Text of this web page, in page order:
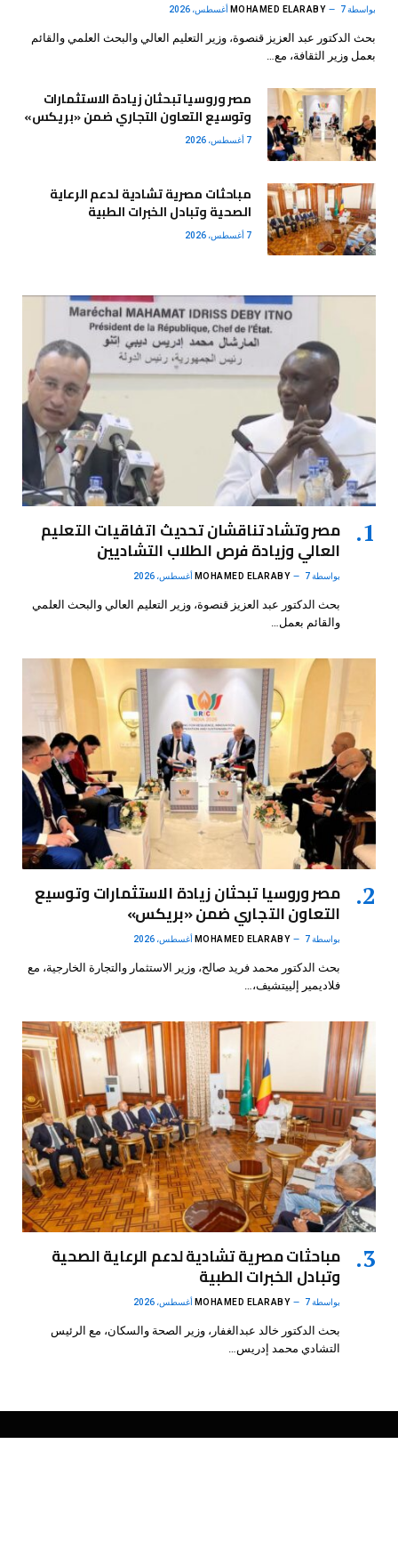
بواسطة MOHAMED ELARABY 7 أغسطس، 2026
بحث الدكتور عبد العزيز قنصوة، وزير التعليم العالي والبحث العلمي والقائم
بعمل وزير الثقافة، مع…
مصر وروسيا تبحثان زيادة الاستثمارات
وتوسيع التعاون التجاري ضمن «بريكس»
7 أغسطس، 2026
مباحثات مصرية تشادية لدعم الرعاية
الصحية وتبادل الخبرات الطبية
7 أغسطس، 2026
مصر وتشاد تناقشان تحديث اتفاقيات التعليم
العالي وزيادة فرص الطلاب التشاديين
بواسطة MOHAMED ELARABY 7 أغسطس، 2026
بحث الدكتور عبد العزيز قنصوة، وزير التعليم العالي والبحث العلمي
والقائم بعمل…
مصر وروسيا تبحثان زيادة الاستثمارات وتوسيع
التعاون التجاري ضمن «بريكس»
بواسطة MOHAMED ELARABY 7 أغسطس، 2026
بحث الدكتور محمد فريد صالح، وزير الاستثمار والتجارة الخارجية، مع
فلاديمير إلييتشيف،…
مباحثات مصرية تشادية لدعم الرعاية الصحية
وتبادل الخبرات الطبية
بواسطة MOHAMED ELARABY 7 أغسطس، 2026
بحث الدكتور خالد عبدالغفار، وزير الصحة والسكان، مع الرئيس
التشادي محمد إدريس…